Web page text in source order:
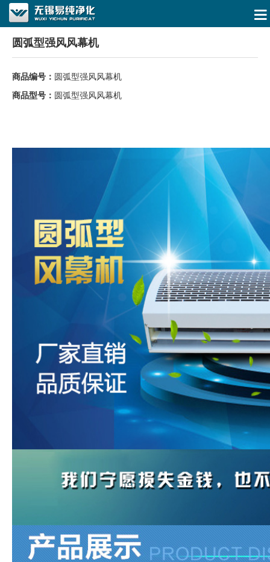
圆弧型强风风幕机
商品编号： 圆弧型强风风幕机
商品型号： 圆弧型强风风幕机